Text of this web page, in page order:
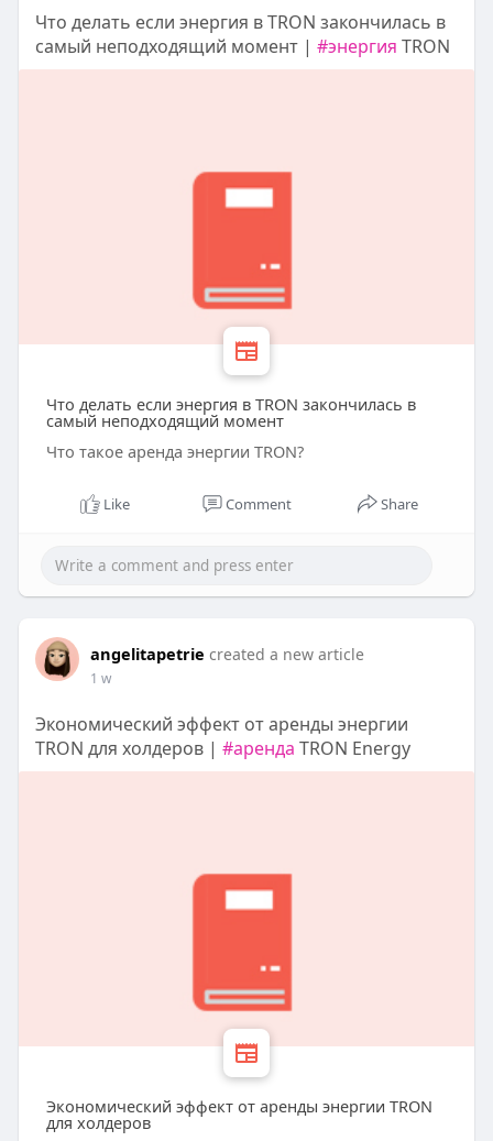
Что делать если энергия в TRON закончилась в
самый неподходящий момент | #энергия TRON
Что делать если энергия в TRON закончилась в
самый неподходящий момент
Что такое аренда энергии TRON?
Like Comment Share
angelitapetrie created a new article
1 w
Экономический эффект от аренды энергии
TRON для холдеров | #аренда TRON Energy
Экономический эффект от аренды энергии TRON
для холдеров